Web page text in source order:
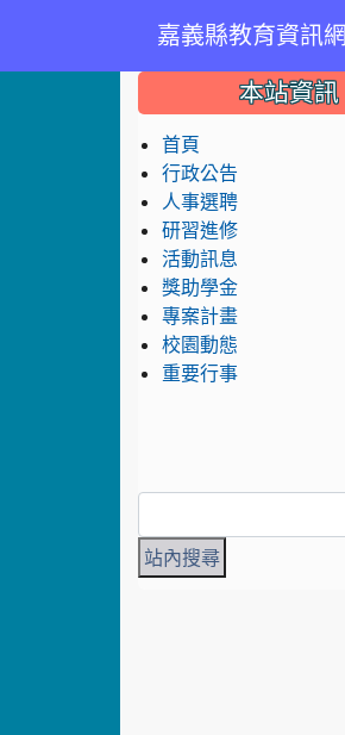
嘉義縣教育資訊網
::: 本站資訊
首頁
行政公告
人事選聘
研習進修
活動訊息
獎助學金
專案計畫
校園動態
重要行事